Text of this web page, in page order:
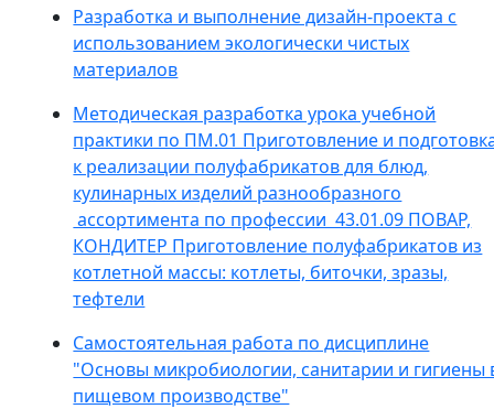
Разработка и выполнение дизайн-проекта с
использованием экологически чистых
материалов
Методическая разработка урока учебной
практики по ПМ.01 Приготовление и
к реализации полуфабрикатов для блюд,
кулинарных изделий разнообразного
ассортимента по профессии 43.01.09 ПОВАР,
КОНДИТЕР Приготовление полуфабрикатов из
котлетной массы: котлеты, биточки, зразы,
тефтели
Самостоятельная работа по дисциплине
"Основы микробиологии, санитарии и гигиены
пищевом производстве"